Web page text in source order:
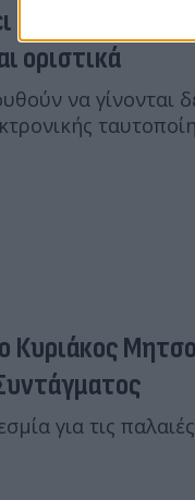
με τις
οριστικά
να γίνονται
Κυριάκος
για τις